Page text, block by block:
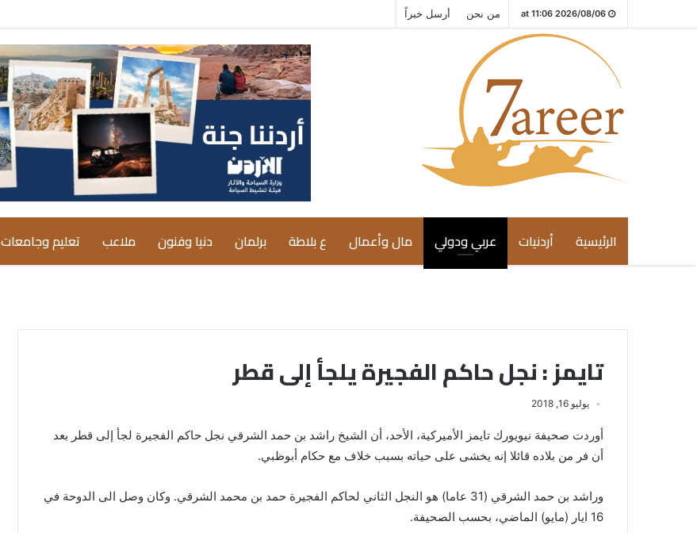
2026/08/06 at 11:06 من نحن أرسل خبراً
الرئيسية أردنيات عربي ودولي مال وأعمال ع بلاطة برلمان دنيا وفنون ملاعب تعليم وجامعات
تايمز : نجل حاكم الفجيرة يلجأ إلى قطر
يوليو 16, 2018
أوردت صحيفة نيويورك تايمز الأميركية، الأحد، أن الشيخ راشد بن حمد الشرقي نجل حاكم الفجيرة لجأ إلى قطر بعد
أن فر من بلاده قائلا إنه يخشى على حياته بسبب خلاف مع حكام أبوظبي.
وراشد بن حمد الشرقي (31 عاما) هو النجل الثاني لحاكم الفجيرة حمد بن محمد الشرقي. وكان وصل الى الدوحة في
16 ايار (مايو) الماضي، بحسب الصحيفة.